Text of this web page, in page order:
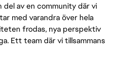
del av en community där vi
med varandra över hela
frodas, nya perspektiv
Ett team där vi tillsammans